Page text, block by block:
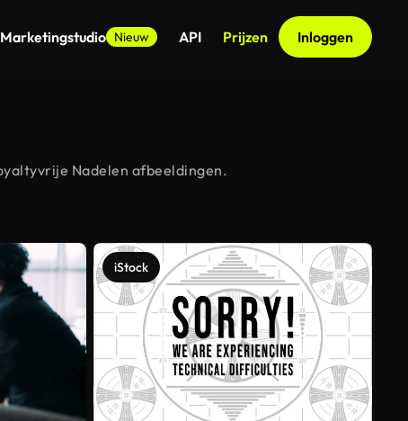
Marketingstudio Nieuw API Prijzen Inloggen
Nadelen afbeeldingen.
iStock